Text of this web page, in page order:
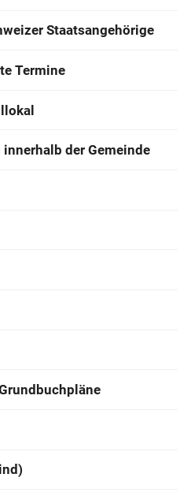
Staatsangehörige
Termine
der Gemeinde